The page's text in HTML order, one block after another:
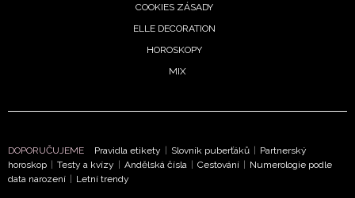
COOKIES ZÁSADY
ELLE DECORATION
HOROSKOPY
MIX
DOPORUČUJEME Pravidla etikety | Slovník puberťáků | Partnerský
horoskop | Testy a kvízy | Andělská čísla | Cestování | Numerologie podle
data narození | Letní trendy